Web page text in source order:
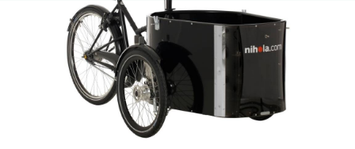
FAQ
A propos
Contactez-nous !